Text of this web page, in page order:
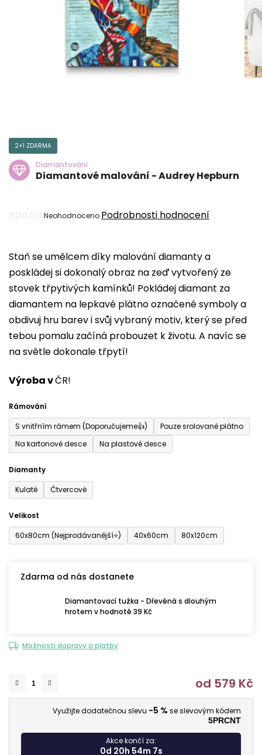
Staň se umělcem díky malování diamanty a
poskládej si dokonalý obraz na zeď vytvořený ze
stovek třpytivých kamínků! Pokládej diamant za
diamantem na lepkavé plátno označené symboly a
obdivuj hru barev i svůj vybraný motiv, který se před
tebou pomalu začíná probouzet k životu. A navíc se
na světle dokonale třpytí!
Výroba vČR!
Rámování
S vnitřním rámem (Doporučujeme👍)
Pouze srolované plátno
Na kartonové desce
Na plastové desce
Diamanty
Kulaté
Čtvercové
Velikost
60x80cm (Nejprodávanější⭐)
40x60cm 80x120cm
Zdarma od nás dostanete
Diamantovací tužka - Dřevěná s dlouhým
hrotem v hodnotě 39 Kč
Možnosti dopravy a platby
od 579 Kč
Využijte dodatečnou slevu -5 % se slevovým kódem
5PRCNT
Akce končí za:
0d 20h 54m 5s
2+1 ZDARMA
Diamantování
Diamantové malování - Audrey Hepburn
Průměrné
je
0,0
z
5
hvězdiček.
Neohodnoceno Podrobnosti hodnocení